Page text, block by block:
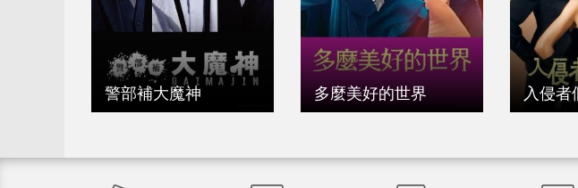
警部補大魔神 多麼美好的世界 入侵者